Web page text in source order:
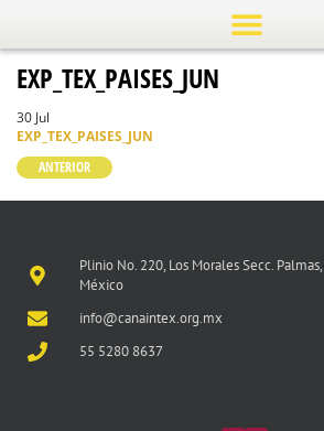
EXP_TEX_PAISES_JUN
30 Jul
EXP_TEX_PAISES_JUN
ANTERIOR
Plinio No. 220, Los Morales Secc. Palmas,
México
info@canaintex.org.mx
55 5280 8637